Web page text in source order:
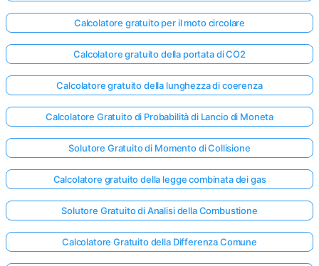
Calcolatore gratuito per il moto circolare
Calcolatore gratuito della portata di CO2
Calcolatore gratuito della lunghezza di coerenza
Calcolatore Gratuito di Probabilità di Lancio di Moneta
Solutore Gratuito di Momento di Collisione
Calcolatore gratuito della legge combinata dei gas
Solutore Gratuito di Analisi della Combustione
Calcolatore Gratuito della Differenza Comune